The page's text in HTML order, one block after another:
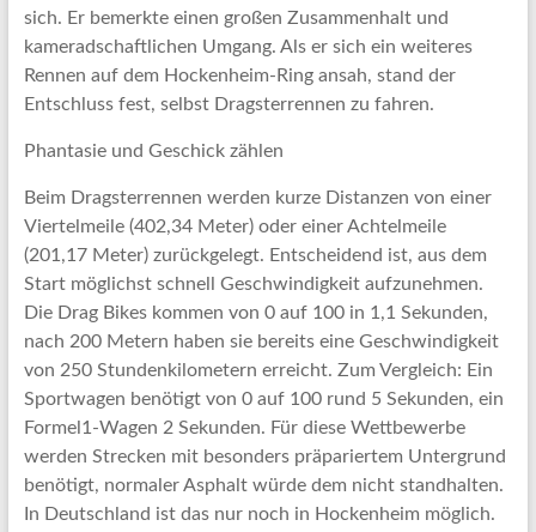
sich. Er bemerkte einen großen Zusammenhalt und
kameradschaftlichen Umgang. Als er sich ein weiteres
Rennen auf dem Hockenheim-Ring ansah, stand der
Entschluss fest, selbst Dragsterrennen zu fahren.
Phantasie und Geschick zählen
Beim Dragsterrennen werden kurze Distanzen von einer
Viertelmeile (402,34 Meter) oder einer Achtelmeile
(201,17 Meter) zurückgelegt. Entscheidend ist, aus dem
Start möglichst schnell Geschwindigkeit aufzunehmen.
Die Drag Bikes kommen von 0 auf 100 in 1,1 Sekunden,
nach 200 Metern haben sie bereits eine Geschwindigkeit
von 250 Stundenkilometern erreicht. Zum Vergleich: Ein
Sportwagen benötigt von 0 auf 100 rund 5 Sekunden, ein
Formel1-Wagen 2 Sekunden. Für diese Wettbewerbe
werden Strecken mit besonders präpariertem Untergrund
benötigt, normaler Asphalt würde dem nicht standhalten.
In Deutschland ist das nur noch in Hockenheim möglich.